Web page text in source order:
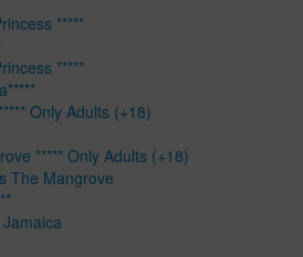
*****
*****
Only Adults (+18)
***** Only Adults (+18)
The Mangrove